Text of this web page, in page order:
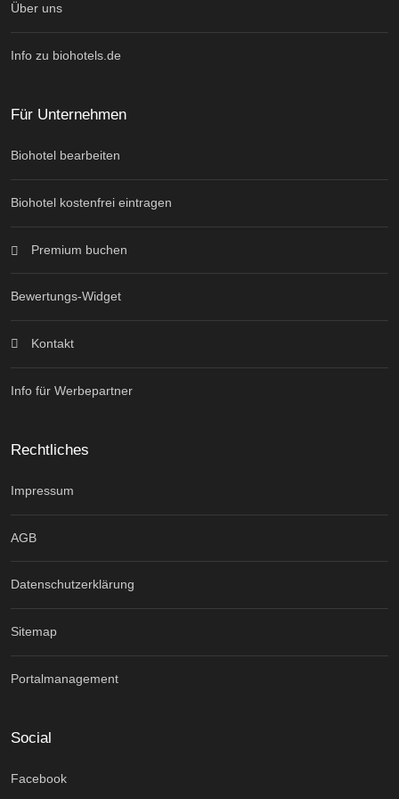
Über uns
Info zu biohotels.de
Für Unternehmen
Biohotel bearbeiten
Biohotel kostenfrei eintragen
Premium buchen
Bewertungs-Widget
Kontakt
Info für Werbepartner
Rechtliches
Impressum
AGB
Datenschutzerklärung
Sitemap
Portalmanagement
Social
Facebook